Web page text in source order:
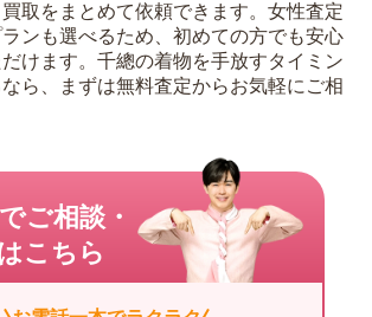
取をまとめて依頼できます。女性査定
ンも選べるため、初めての方でも安心
けます。千總の着物を手放すタイミン
ら、まずは無料査定からお気軽にご相
でご相談・
こちら